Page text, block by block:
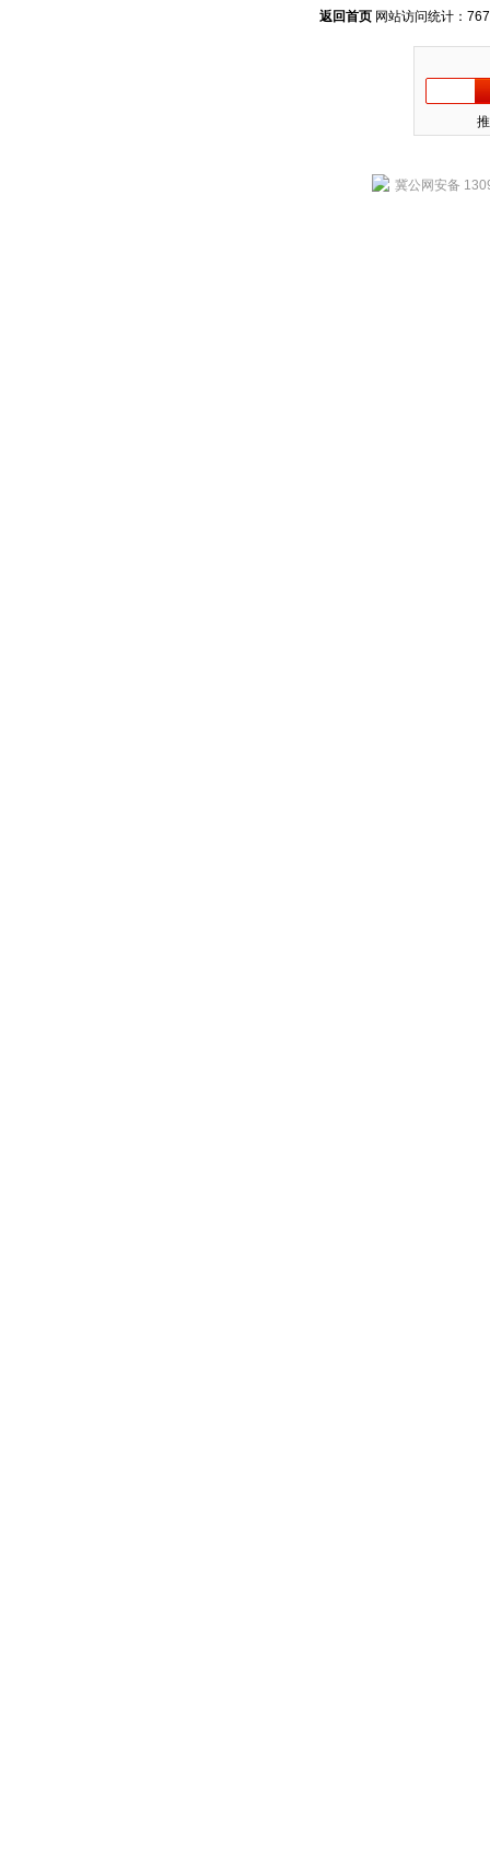
返回首页 网站访问统计：
冀公网安备